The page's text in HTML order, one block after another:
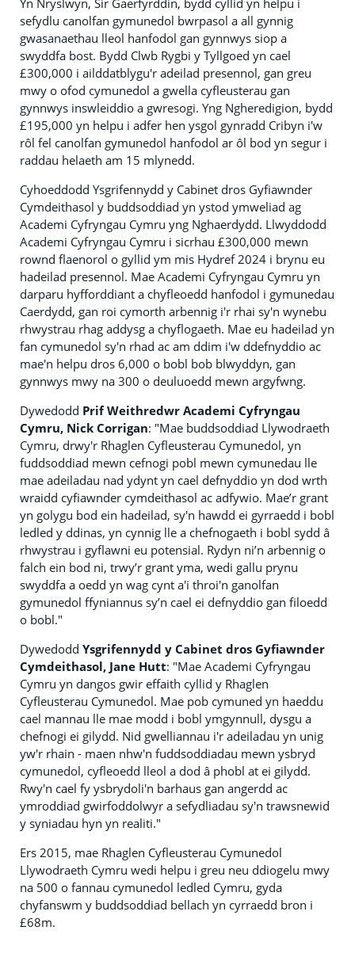
Yn Nryslwyn, Sir Gaerfyrddin, bydd cyllid yn helpu i
sefydlu canolfan gymunedol bwrpasol a all gynnig
gwasanaethau lleol hanfodol gan gynnwys siop a
swyddfa bost. Bydd Clwb Rygbi y Tyllgoed yn cael
£300,000 i ailddatblygu'r adeilad presennol, gan greu
mwy o ofod cymunedol a gwella cyfleusterau gan
gynnwys inswleiddio a gwresogi. Yng Ngheredigion, bydd
£195,000 yn helpu i adfer hen ysgol gynradd Cribyn i'w
rôl fel canolfan gymunedol hanfodol ar ôl bod yn segur i
raddau helaeth am 15 mlynedd.
Cyhoeddodd Ysgrifennydd y Cabinet dros Gyfiawnder
Cymdeithasol y buddsoddiad yn ystod ymweliad ag
Academi Cyfryngau Cymru yng Nghaerdydd. Llwyddodd
Academi Cyfryngau Cymru i sicrhau £300,000 mewn
rownd flaenorol o gyllid ym mis Hydref 2024 i brynu eu
hadeilad presennol. Mae Academi Cyfryngau Cymru yn
darparu hyfforddiant a chyfleoedd hanfodol i gymunedau
Caerdydd, gan roi cymorth arbennig i'r rhai sy'n wynebu
rhwystrau rhag addysg a chyflogaeth. Mae eu hadeilad yn
fan cymunedol sy'n rhad ac am ddim i'w ddefnyddio ac
mae'n helpu dros 6,000 o bobl bob blwyddyn, gan
gynnwys mwy na 300 o deuluoedd mewn argyfwng.
Dywedodd Prif Weithredwr Academi Cyfryngau
Cymru, Nick Corrigan: "Mae buddsoddiad Llywodraeth
Cymru, drwy'r Rhaglen Cyfleusterau Cymunedol, yn
fuddsoddiad mewn cefnogi pobl mewn cymunedau lle
mae adeiladau nad ydynt yn cael defnyddio yn dod wrth
wraidd cyfiawnder cymdeithasol ac adfywio. Mae’r grant
yn golygu bod ein hadeilad, sy'n hawdd ei gyrraedd i bobl
ledled y ddinas, yn cynnig lle a chefnogaeth i bobl sydd â
rhwystrau i gyflawni eu potensial. Rydyn ni’n arbennig o
falch ein bod ni, trwy’r grant yma, wedi gallu prynu
swyddfa a oedd yn wag cynt a'i throi'n ganolfan
gymunedol ffyniannus sy’n cael ei defnyddio gan filoedd
o bobl."
Dywedodd Ysgrifennydd y Cabinet dros Gyfiawnder
Cymdeithasol, Jane Hutt: "Mae Academi Cyfryngau
Cymru yn dangos gwir effaith cyllid y Rhaglen
Cyfleusterau Cymunedol. Mae pob cymuned yn haeddu
cael mannau lle mae modd i bobl ymgynnull, dysgu a
chefnogi ei gilydd. Nid gwelliannau i'r adeiladau yn unig
yw'r rhain - maen nhw'n fuddsoddiadau mewn ysbryd
cymunedol, cyfleoedd lleol a dod â phobl at ei gilydd.
Rwy'n cael fy ysbrydoli'n barhaus gan angerdd ac
ymroddiad gwirfoddolwyr a sefydliadau sy'n trawsnewid
y syniadau hyn yn realiti."
Ers 2015, mae Rhaglen Cyfleusterau Cymunedol
Llywodraeth Cymru wedi helpu i greu neu ddiogelu mwy
na 500 o fannau cymunedol ledled Cymru, gyda
chyfanswm y buddsoddiad bellach yn cyrraedd bron i
£68m.